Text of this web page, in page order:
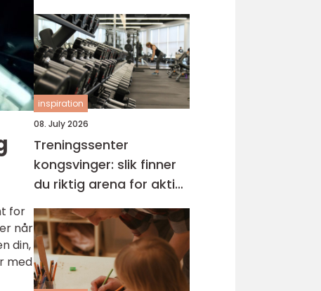
for
når
din,
med
inspiration
08. July 2026
Treningssenter
kongsvinger: slik finner
du riktig arena for aktiv
hverdag